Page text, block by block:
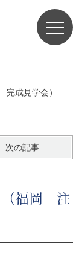
成見学会）
次の記事
（福岡 注